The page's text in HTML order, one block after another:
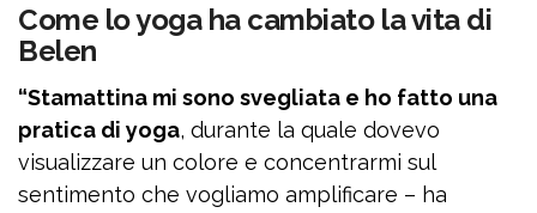
Come lo yoga ha cambiato la vita di
Belen
“Stamattina mi sono svegliata e ho fatto una
pratica di yoga, durante la quale dovevo
visualizzare un colore e concentrarmi sul
sentimento che vogliamo amplificare – ha